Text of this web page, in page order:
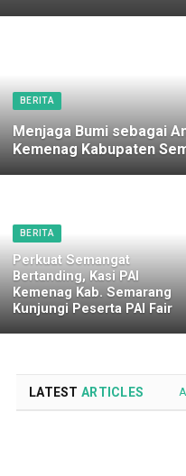
BERITA
Menjaga Bumi sebagai
Kemenag Kabupaten
BERITA
Perkuat Semangat
Bertanding, Kasi PAI
Kemenag Kab. Semarang
Kunjungi Peserta PAI Fair
LATEST ARTICLES